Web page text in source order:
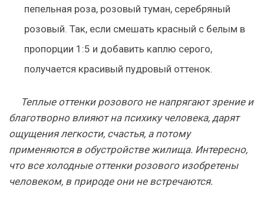
пепельная роза, розовый туман, серебряный
розовый. Так, если смешать красный с белым в
пропорции 1:5 и добавить каплю серого,
получается красивый пудровый оттенок.
Теплые оттенки розового не напрягают зрение и
благотворно влияют на психику человека, дарят
ощущения легкости, счастья, а потому
применяются в обустройстве жилища. Интересно,
что все холодные оттенки розового изобретены
человеком, в природе они не встречаются.